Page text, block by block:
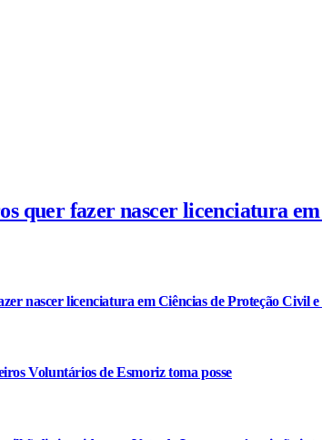
quer fazer nascer licenciatura
nascer licenciatura em Ciências de Proteção Civil
Voluntários de Esmoriz toma posse